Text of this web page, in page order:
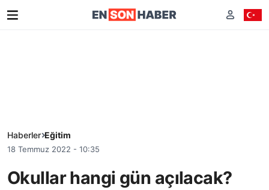
Haberler Eğitim
18 Temmuz 2022 - 10:35
Okullar hangi gün açılacak?